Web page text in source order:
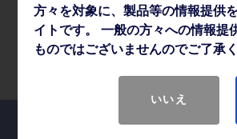
製品基本仕様
方々を対象に、製品等の情報提供
イトです。 一般の方々への情報提
ものではございませんのでご了承
いいえ